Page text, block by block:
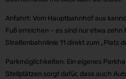
Anfahrt: Vom Hauptbahnhof aus
Fuß erreichen – es sind nur etwa
Straßenbahnlinie 11 direkt zum „Platz
Parkmöglichkeiten: Ein eigenes
Stellplätzen sorgt dafür, dass auch